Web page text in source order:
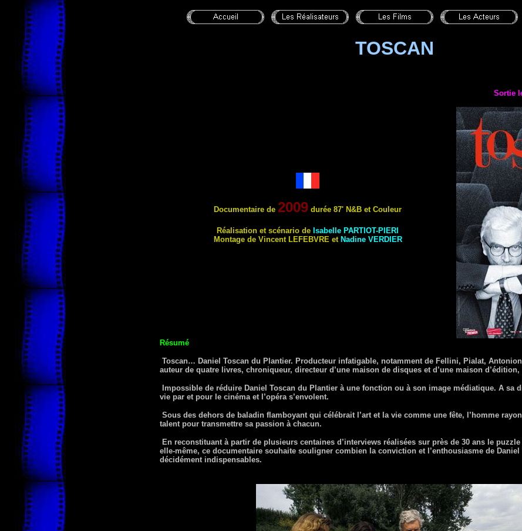
TOSCAN
Documentaire de 2009 durée 87' N&B et Couleur
Réalisation et scénario de Isabelle PARTIOT-PIERI
Montage de Vincent LEFEBVREet Nadine VERDIER
Sortie
Résumé
Toscan… Daniel Toscan du Plantier. Producteur infatigable, notamment de Fellini, Pialat,
auteur de quatre livres, chroniqueur, directeur d’une maison de disques et d’une maison
Impossible de réduire Daniel Toscan du Plantier à une fonction ou à son image médiatique. A sa
vie par et pour le cinéma et l’opéra s’envolent.
Sous des dehors de baladin flamboyant qui célébrait l’art et la vie comme une fête, l’homme
talent pour transmettre sa passion à chacun.
En reconstituant à partir de plusieurs centaines d’interviews réalisées sur près de 30 ans le
elle-même, ce documentaire souhaite souligner combien la conviction et l’enthousiasme de
décidément indispensables.